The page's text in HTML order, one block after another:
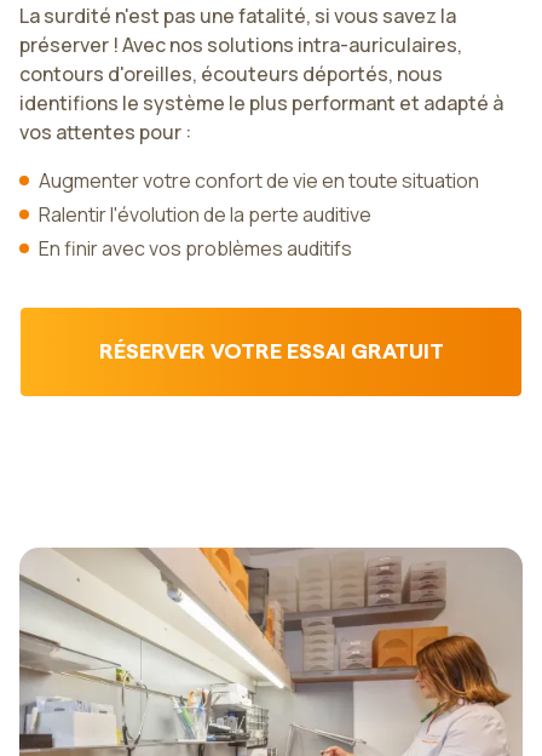
La surdité n'est pas une fatalité, si vous savez la
préserver ! Avec nos solutions intra-auriculaires,
contours d'oreilles, écouteurs déportés, nous
identifions le système le plus performant et adapté à
vos attentes pour :
Augmenter votre confort de vie en toute situation
Ralentir l'évolution de la perte auditive
En finir avec vos problèmes auditifs
RÉSERVER VOTRE ESSAI GRATUIT